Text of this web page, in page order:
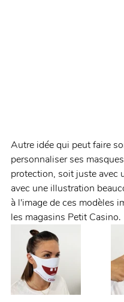
Autre idée qui peut faire
personnaliser ses
protection, soit juste avec
avec une illustration
à l'image de ces modèles
les magasins Petit Casino.